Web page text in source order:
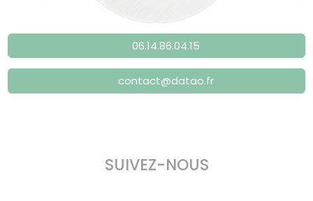
06.14.86.04.15
contact@datao.fr
SUIVEZ-NOUS